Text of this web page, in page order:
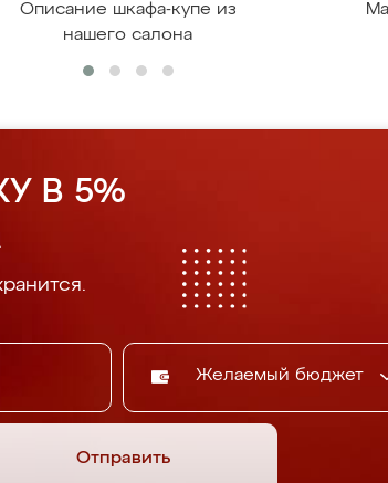
Описание шкафа-купе из
нашего салона
В 5%
Желаемый бюджет
Отправить